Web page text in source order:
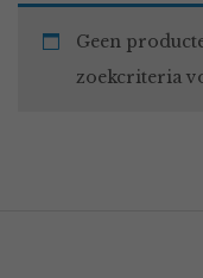
Geen
zoekcriteria